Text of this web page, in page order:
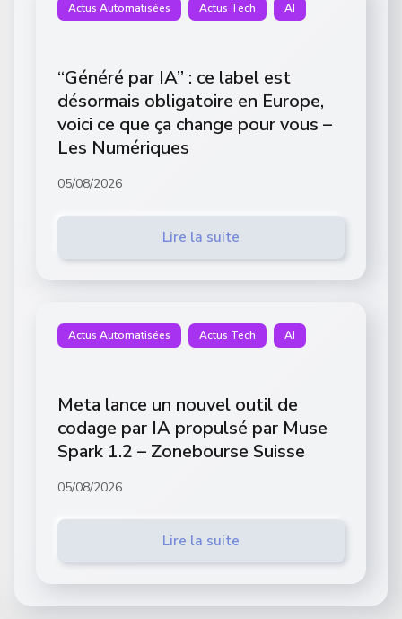
Actus Automatisées Actus Tech AI
“Généré par IA” : ce label est
désormais obligatoire en Europe,
voici ce que ça change pour vous –
Les Numériques
05/08/2026
Lire la suite
Actus Automatisées Actus Tech AI
Meta lance un nouvel outil de
codage par IA propulsé par Muse
Spark 1.2 – Zonebourse Suisse
05/08/2026
Lire la suite